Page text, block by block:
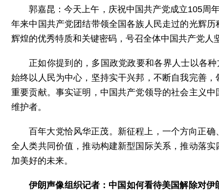
郭嘉昆：今天上午，庆祝中国共产党成立105周
年来中国共产党团结带领全国各族人民走过的光辉
辉煌的优秀特质和关键密码，号召全体中国共产党
正如你提到的，多国政党政要和各界人士以各
始终以人民为中心，坚持实干兴邦，不断自我完善
重要贡献。事实证明，中国共产党领导的社会主义
维护者。
百年大党恰风华正茂。新征程上，一个方向正
全人类共同价值，推动构建新型国际关系，推动落
加美好的未来。
伊朗声像组织记者：中国如何看待美国解除对